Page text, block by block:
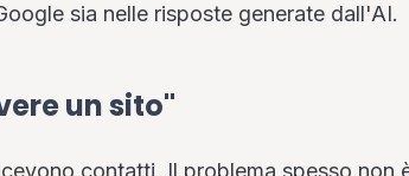
sia nelle risposte generate dall'AI.
un sito"
contatti. Il problema spesso non